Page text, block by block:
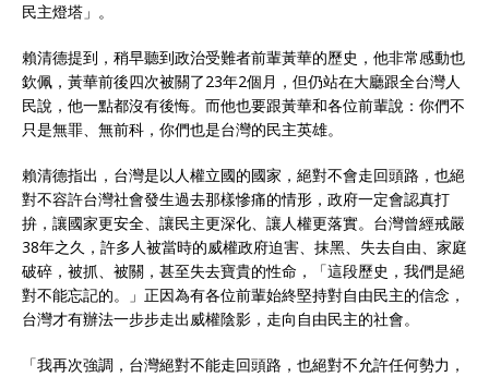
民主燈塔」。
賴清德提到，稍早聽到政治受難者前輩黃華的歷史，他非常感動也
欽佩，黃華前後四次被關了23年2個月，但仍站在大廳跟全台灣人
民說，他一點都沒有後悔。而他也要跟黃華和各位前輩說：你們不
只是無罪、無前科，你們也是台灣的民主英雄。
賴清德指出，台灣是以人權立國的國家，絕對不會走回頭路，也絕
對不容許台灣社會發生過去那樣慘痛的情形，政府一定會認真打
拚，讓國家更安全、讓民主更深化、讓人權更落實。台灣曾經戒嚴
38年之久，許多人被當時的威權政府迫害、抹黑、失去自由、家庭
破碎，被抓、被關，甚至失去寶貴的性命，「這段歷史，我們是絕
對不能忘記的。」正因為有各位前輩始終堅持對自由民主的信念，
台灣才有辦法一步步走出威權陰影，走向自由民主的社會。
「我再次強調，台灣絕對不能走回頭路，也絕對不允許任何勢力，